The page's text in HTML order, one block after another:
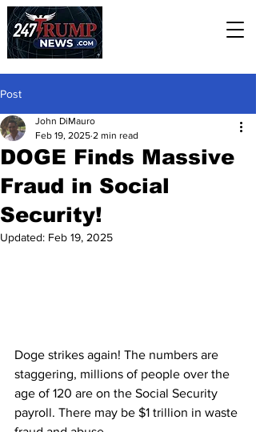
Post
DOGE Finds Massive
Fraud in Social
Security!
John DiMauro
Feb 19, 2025 2 min read
Updated: Feb 19, 2025
Doge strikes again! The numbers are
staggering, millions of people over the
age of 120 are on the Social Security
payroll. There may be $1 trillion in waste